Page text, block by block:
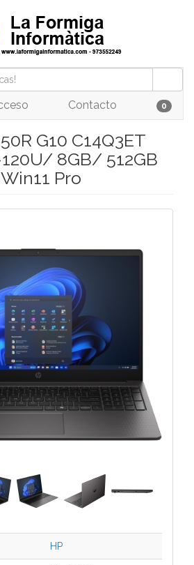
Contacto 0
G10 C14Q3ET
8GB/ 512GB
Pro
HP